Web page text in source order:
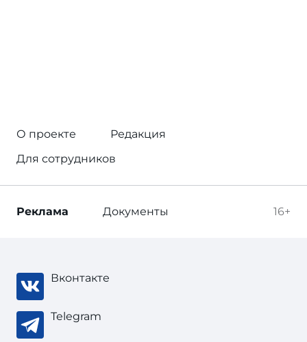
О проекте
Редакция
Для сотрудников
16+
Реклама Документы
Вконтакте
Telegram